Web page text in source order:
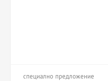
специално предложение